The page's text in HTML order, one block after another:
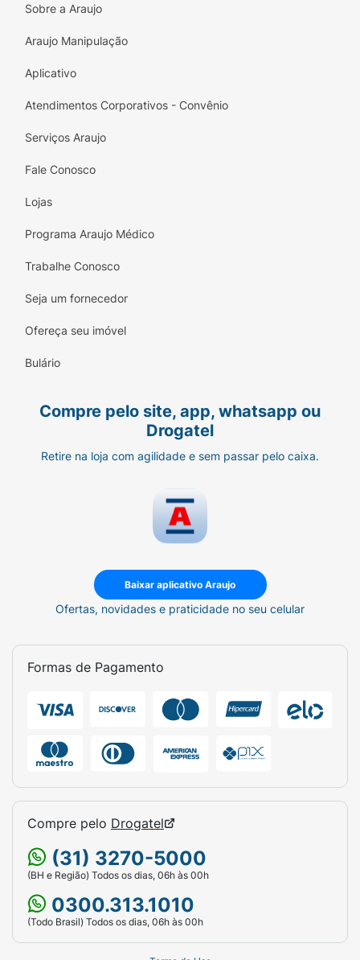
Sobre a Araujo
Araujo Manipulação
Aplicativo
Atendimentos Corporativos - Convênio
Serviços Araujo
Fale Conosco
Lojas
Programa Araujo Médico
Trabalhe Conosco
Seja um fornecedor
Ofereça seu imóvel
Bulário
Compre pelo site, app, whatsapp ou
Drogatel
Retire na loja com agilidade e sem passar pelo caixa.
Baixar aplicativo Araujo
Ofertas, novidades e praticidade no seu celular
Formas de Pagamento
Compre pelo Drogatel
(31) 3270-5000
(BH e Região) Todos os dias, 06h às 00h
0300.313.1010
(Todo Brasil) Todos os dias, 06h às 00h